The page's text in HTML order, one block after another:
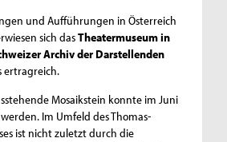
und Aufführungen in Österreich
sich dasTheatermuseum in
Archiv der Darstellenden
ertragreich.
Mosaikstein konnte im Juni
Im Umfeld des Thomas-
ist nicht zuletzt durch die